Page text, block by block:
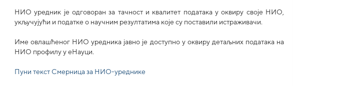
НИО уредник је одговоран за тачност и квалитет података у оквиру своје НИО,
укључујући и податке о научним резултатима које су поставили истраживачи.
Име овлашћеног НИО уредника јавно је доступно у оквиру детаљних података на
НИО профилу у еНауци.
Пуни текст Смерница за НИО-уреднике